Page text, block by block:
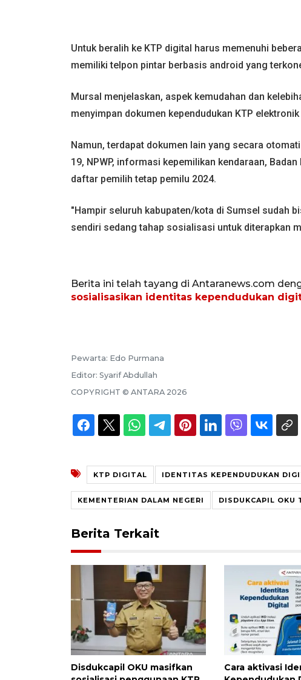
Untuk beralih ke KTP digital harus memenuhi
memiliki telpon pintar berbasis android yang
Mursal menjelaskan, aspek kemudahan dan
menyimpan dokumen kependudukan KTP
Namun, terdapat dokumen lain yang secara
19, NPWP, informasi kepemilikan kendaraan,
daftar pemilih tetap pemilu 2024.
"Hampir seluruh kabupaten/kota di Sumsel sudah
sendiri sedang tahap sosialisasi untuk diterapkan
Berita ini telah tayang di Antaranews.com
sosialisasikan identitas kependudukan
Pewarta: Edo Purmana
Editor: Syarif Abdullah
COPYRIGHT © ANTARA 2026
KTP DIGITAL IDENTITAS KEPENDUDUKAN
KEMENTERIAN DALAM NEGERI DISDUKCAPIL OKU
Berita Terkait
Disdukcapil OKU masifkan
Cara aktivasi